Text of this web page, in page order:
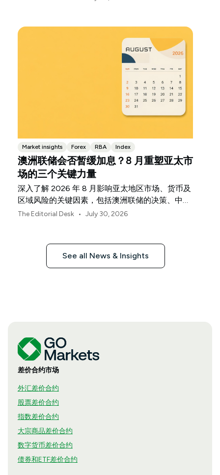
Market insights Forex RBA Index
澳洲联储会否暂缓加息？8 月重塑亚太市
场的三个关键力量
深入了解 2026 年 8 月影响亚太地区市场、货币及
区域风险的关键因素，包括澳洲联储的决策、中国
经济复苏的不均衡表现以及日本央行释放的信号。
The Editorial Desk • July 30, 2026
See all News & Insights
差价合约市场
外汇差价合约
股票差价合约
指数差价合约
大宗商品差价合约
数字货币差价合约
债券和ETF差价合约